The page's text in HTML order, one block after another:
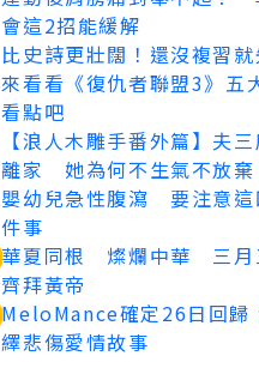
會這2招能緩解
比史詩更壯闊！還沒複習就
來看看《復仇者聯盟3》五
看點吧
【浪人木雕手番外篇】夫三
離家 她為何不生氣不放棄
嬰幼兒急性腹瀉 要注意這
件事
華夏同根 燦爛中華 三月
齊拜黃帝
MeloMance確定26日回歸
繹悲傷愛情故事